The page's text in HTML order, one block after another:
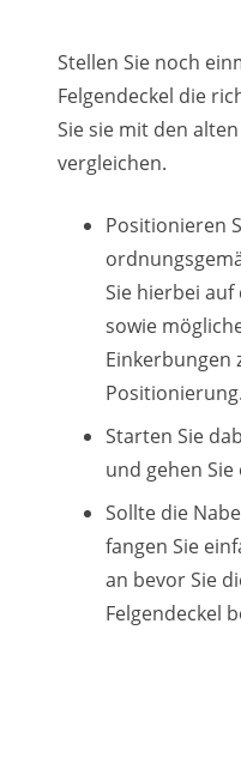
Stellen Sie noch
Felgendeckel die
Sie sie mit den
vergleichen.
Positionieren
Sie hierbei
sowie
Einkerbungen
Positionierung.
Starten Sie
und gehen
Sollte die
fangen Sie
an bevor Sie
Felgendeckel